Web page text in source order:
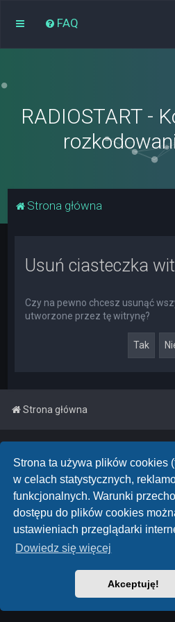
Strona ta używa plików cookies
w celach statystycznych,
funkcjonalnych. Warunki
dostępu do plików cookies
ustawieniach przeglądarki
Dowiedz się więcej
Akceptuję!
FAQ
RADIOSTART -
Strona główna
Usuń ciasteczka
Czy na pewno chcesz usunąć
utworzone przez tę witrynę?
Strona główna
Powered byphpBB™• Design by
Polski pakiet językowy dostarcza